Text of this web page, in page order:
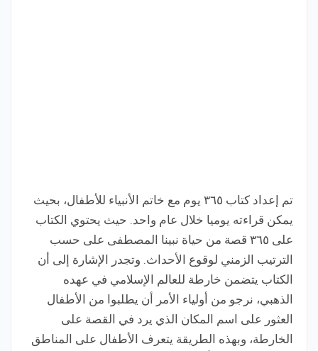
تم إعداد كتاب ٣٦٥ يوم مع خاتم الأنبياء للأطفال، بحيث
يمكن قراءته يوميا خلال عام واحد. حيث يحتوي الكتاب
على ٣٦٥ قصة من حياة نبينا المصطفى على حسب
الترتيب الزمني لوقوع الأحداث. وتجدر الإشارة إلى أن
الكتاب يتضمن خارطة للعالم الإسلامي في عهده
الذهبي، نرجو من أولياء الأمر أن يطلبوا من الأطفال
العثور على اسم المكان الذي يرد في القصة على
الخارطة، وبهذه الطريقة يتعرف الأطفال على المناطق